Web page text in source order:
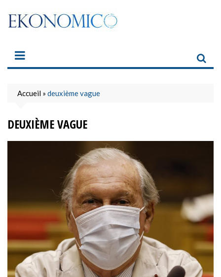
content
Accueil » deuxième vague
DEUXIÈME VAGUE